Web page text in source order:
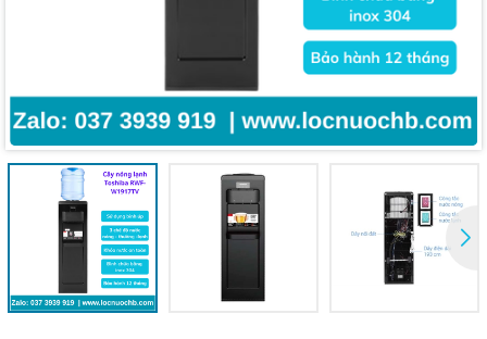
Ngày hết hạn:
Điều kiện: